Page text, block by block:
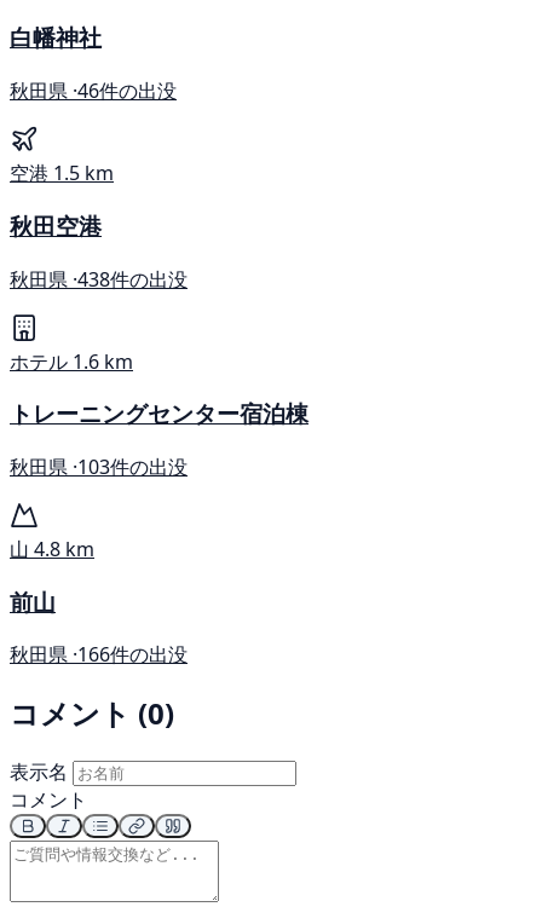
白幡神社
秋田県 ·46件の出没
空港 1.5 km
秋田空港
秋田県 ·438件の出没
ホテル 1.6 km
トレーニングセンター宿泊棟
秋田県 ·103件の出没
山 4.8 km
前山
秋田県 ·166件の出没
コメント (0)
表示名
コメント